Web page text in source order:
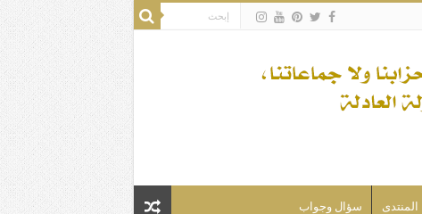
المنتدى سؤال وجواب